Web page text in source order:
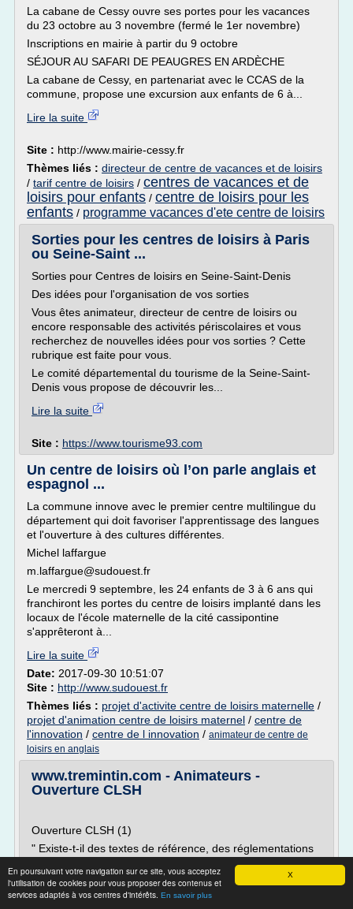
X
En poursuivant votre navigation sur ce site, vous acceptez
l'utilisation de cookies pour vous proposer des contenus et
services adaptés à vos centres d'intérêts. En savoir plus
La cabane de Cessy ouvre ses portes pour les vacances
du 23 octobre au 3 novembre (fermé le 1er novembre)
Inscriptions en mairie à partir du 9 octobre
SÉJOUR AU SAFARI DE PEAUGRES EN ARDÈCHE
La cabane de Cessy, en partenariat avec le CCAS de la
commune, propose une excursion aux enfants de 6 à...
Lire la suite
Site : http://www.mairie-cessy.fr
Thèmes liés : directeur de centre de vacances et de loisirs
/ tarif centre de loisirs / centres de vacances et de
loisirs pour enfants / centre de loisirs pour les
enfants / programme vacances d'ete centre de loisirs
Sorties pour les centres de loisirs à Paris
ou Seine-Saint ...
Sorties pour Centres de loisirs en Seine-Saint-Denis
Des idées pour l'organisation de vos sorties
Vous êtes animateur, directeur de centre de loisirs ou
encore responsable des activités périscolaires et vous
recherchez de nouvelles idées pour vos sorties ? Cette
rubrique est faite pour vous.
Le comité départemental du tourisme de la Seine-Saint-
Denis vous propose de découvrir les...
Lire la suite
Site : https://www.tourisme93.com
Un centre de loisirs où l’on parle anglais et
espagnol ...
La commune innove avec le premier centre multilingue du
département qui doit favoriser l'apprentissage des langues
et l'ouverture à des cultures différentes.
Michel laffargue
m.laffargue@sudouest.fr
Le mercredi 9 septembre, les 24 enfants de 3 à 6 ans qui
franchiront les portes du centre de loisirs implanté dans les
locaux de l'école maternelle de la cité cassipontine
s'apprêteront à...
Lire la suite
Date: 2017-09-30 10:51:07
Site : http://www.sudouest.fr
Thèmes liés : projet d'activite centre de loisirs maternelle /
projet d'animation centre de loisirs maternel / centre de
l'innovation / centre de l innovation / animateur de centre de
loisirs en anglais
www.tremintin.com - Animateurs -
Ouverture CLSH
Ouverture CLSH (1)
" Existe-t-il des textes de référence, des réglementations
spécifiques, des documents conseils pour l'ouverture d'un
CLSH ? "
Jacques F (Revigny 55)